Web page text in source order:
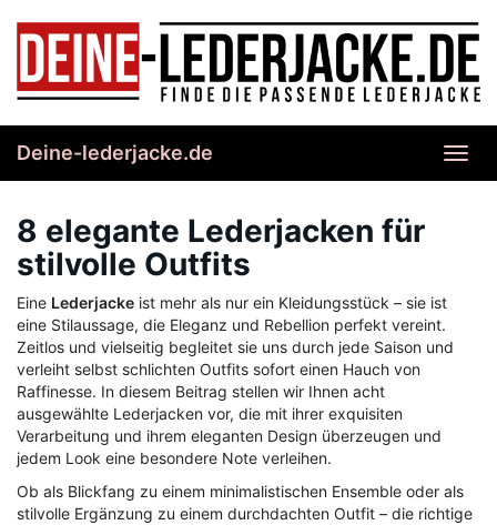
content
Deine-lederjacke.de
8 elegante Lederjacken für
stilvolle Outfits
Eine Lederjacke ist mehr als nur ein Kleidungsstück – sie ist
eine Stilaussage, die Eleganz und Rebellion perfekt vereint.
Zeitlos und vielseitig begleitet sie uns durch jede Saison und
verleiht selbst schlichten Outfits sofort einen Hauch von
Raffinesse. In diesem Beitrag stellen wir Ihnen acht
ausgewählte Lederjacken vor, die mit ihrer exquisiten
Verarbeitung und ihrem eleganten Design überzeugen und
jedem Look eine besondere Note verleihen.
Ob als Blickfang zu einem minimalistischen Ensemble oder als
stilvolle Ergänzung zu einem durchdachten Outfit – die richtige